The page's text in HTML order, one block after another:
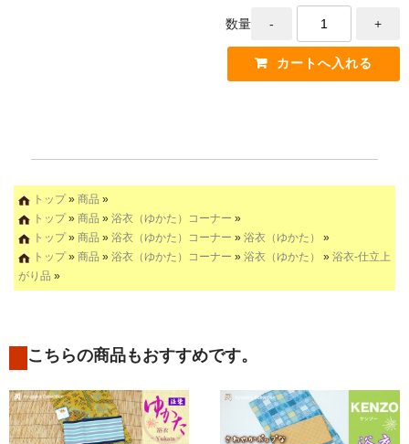
数量
トップ» 商品 »
トップ» 商品 » 浴衣（ゆかた）コーナー »
トップ» 商品 » 浴衣（ゆかた）コーナー » 浴衣（ゆかた）
»
トップ» 商品 » 浴衣（ゆかた）コーナー » 浴衣（ゆかた） » 浴衣-仕立上
がり品 »
こちらの商品もおすすめです。